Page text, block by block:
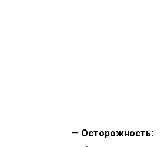
— Осторожность: